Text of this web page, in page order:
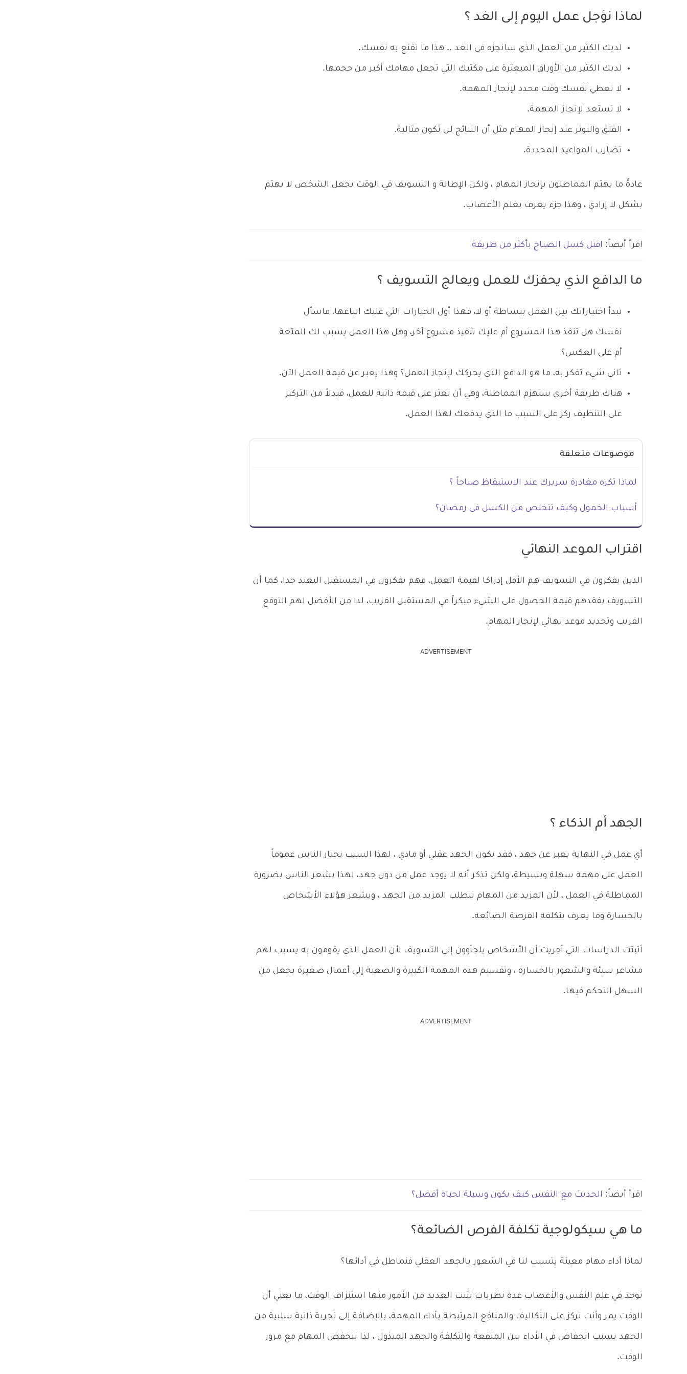
لماذا نؤجل عمل اليوم إلى الغد ؟
لديك الكثير من العمل الذي سانجزه في الغد .. هذا ما تقنع به نفسك.
لديك الكثير من الأوراق المبعثرة على مكتبك التي تجعل مهامك أكبر من حجمها.
لا تعطي نفسك وقت محدد لإنجاز المهمة.
لا تستعد لإنجاز المهمة.
القلق والتوتر عند إنجاز المهام مثل أن النتائج لن تكون مثالية.
تضارب المواعيد المحددة.
عادةً ما يهتم المماطلون بإنجاز المهام ، ولكن الإطالة و التسويف في الوقت يجعل الشخص لا يهتم
بشكل لا إرادي ، وهذا جزء يعرف بعلم الأعصاب.
اقرأ أيضاً: اقتل كسل الصباح بأكثر من طريقة
ما الدافع الذي يحفزك للعمل ويعالج التسويف ؟
تبدأ اختياراتك بين العمل ببساطة أو لا، فهذا أول الخيارات التي عليك اتباعها، فاسأل
نفسك هل تنفذ هذا المشروع أم عليك تنفيذ مشروع آخر، وهل هذا العمل يسبب لك المتعة
أم على العكس؟
ثاني شيء تفكر به، ما هو الدافع الذي يحركك لإنجاز العمل؟ وهذا يعبر عن قيمة العمل الآن.
هناك طريقة أخرى ستهزم المماطلة، وهي أن تعثر على قيمة ذاتية للعمل، فبدلاً من التركيز
على التنظيف ركز على السبب ما الذي يدفعك لهذا العمل.
موضوعات متعلقة
لماذا تكره مغادرة سريرك عند الاستيقاظ صباحاً ؟
أسباب الخمول وكيف تتخلص من الكسل فى رمضان؟
اقتراب الموعد النهائي
الذين يفكرون في التسويف هم الأقل إدراكا لقيمة العمل، فهم يفكرون في المستقبل البعيد جدا، كما أن
التسويف يفقدهم قيمة الحصول على الشيء مبكراً في المستقبل القريب، لذا من الأفضل لهم التوقع
القريب وتحديد موعد نهائي لإنجاز المهام.
ADVERTISEMENT
الجهد أم الذكاء ؟
أي عمل في النهاية يعبر عن جهد ، فقد يكون الجهد عقلي أو مادي ، لهذا السبب يختار الناس عموماً
العمل على مهمة سهلة وبسيطة، ولكن تذكر أنه لا يوجد عمل من دون جهد، لهذا يشعر الناس بضرورة
المماطلة في العمل ، لأن المزيد من المهام تتطلب المزيد من الجهد ، ويشعر هؤلاء الأشخاص
بالخسارة وما يعرف بتكلفة الفرصة الضائعة.
أثبتت الدراسات التي أجريت أن الأشخاص يلجأوون إلى التسويف لأن العمل الذي يقومون به يسبب لهم
مشاعر سيئة والشعور بالخسارة ، وتقسيم هذه المهمة الكبيرة والصعبة إلى أعمال صغيرة يجعل من
السهل التحكم فيها.
ADVERTISEMENT
اقرأ أيضاً: الحديث مع النفس كيف يكون وسيلة لحياة أفضل؟
ما هي سيكولوجية تكلفة الفرص الضائعة؟
لماذا أداء مهام معينة يتسبب لنا في الشعور بالجهد العقلي فنماطل في أدائها؟
توجد في علم النفس والأعصاب عدة نظريات تثبت العديد من الأمور منها استنزاف الوقت، ما يعني أن
الوقت يمر وأنت تركز على التكاليف والمنافع المرتبطة بأداء المهمة، بالإضافة إلى تجربة ذاتية سلبية من
الجهد يسبب انخفاض في الأداء بين المنفعة والتكلفة والجهد المبذول ، لذا تنخفض المهام مع مرور
الوقت.